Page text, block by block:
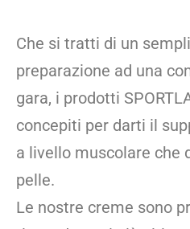
Che si tratti di un
preparazione ad una
gara, i prodotti
concepiti per darti il
a livello muscolare che
pelle.
Le nostre creme sono